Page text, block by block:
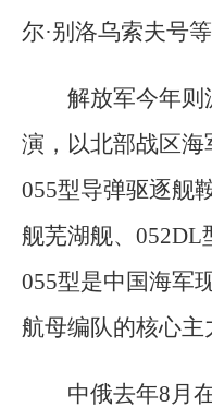
尔·别洛乌索夫号等
解放军今年则
演，以北部战区海
055型导弹驱逐舰
舰芜湖舰、052DL
055型是中国海军
航母编队的核心主
中俄去年8月